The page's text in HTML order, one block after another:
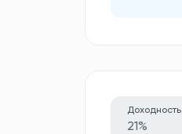
Доходность
21%